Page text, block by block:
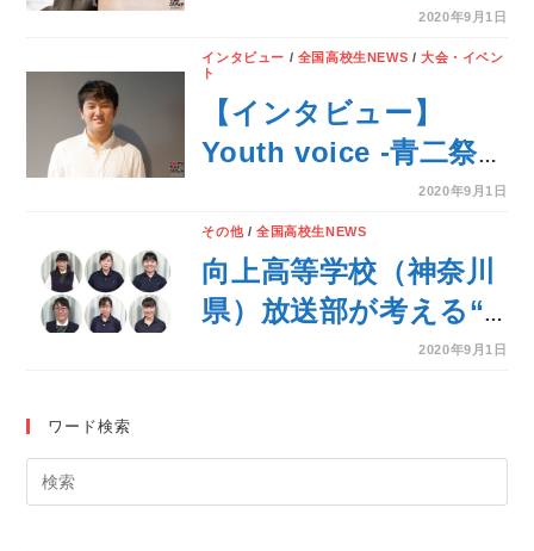
ロン経営者 佐伯真唯子
2020年9月1日
インタビュー / 全国高校生NEWS /大会・イベン
ト
【インタビュー】
Youth voice -青二祭
実行委員長 五十嵐喜輝
（17）
2020年9月1日
その他/全国高校生NEWS
向上高等学校（神奈川
県）放送部が考える“
私たちのウィズコロ
2020年9月1日
ワード検索